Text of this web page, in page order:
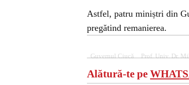
Astfel, patru miniștri din
pregătind remanierea.
Guvernul Ciucă Prof. Univ. Dr.
Alătură-te pe